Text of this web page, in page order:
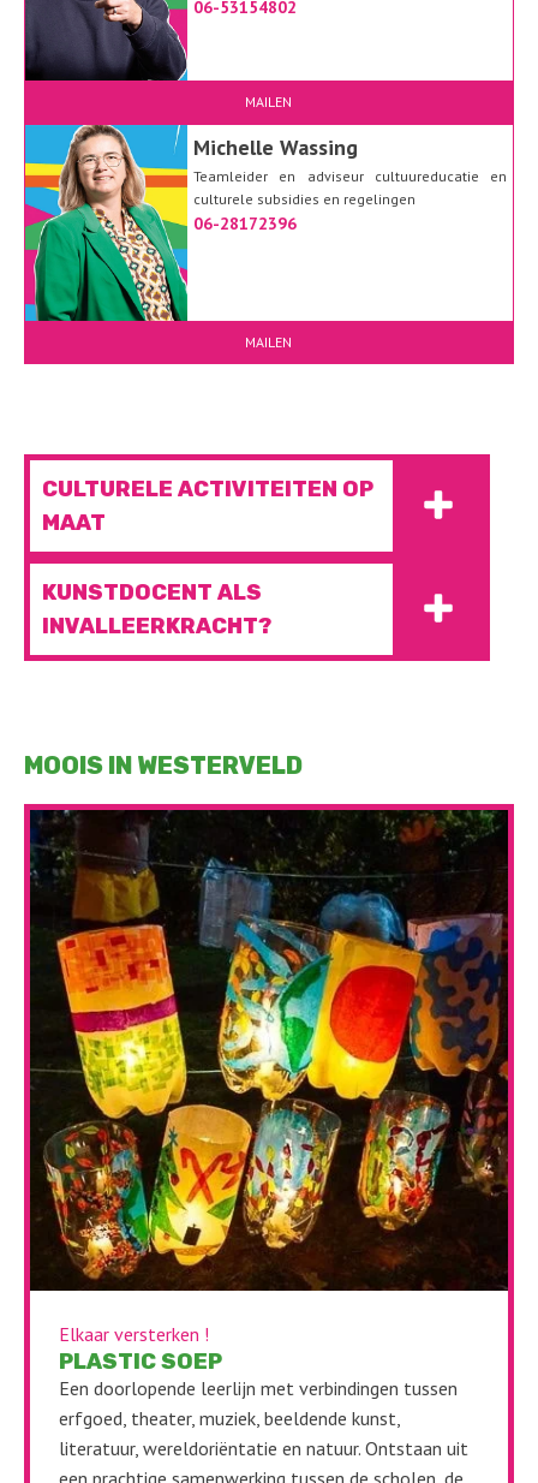
06-53154802
MAILEN
Michelle Wassing
Teamleider en adviseur cultuureducatie en
culturele subsidies en regelingen
06-28172396
MAILEN
CULTURELE ACTIVITEITEN OP
MAAT
KUNSTDOCENT ALS
INVALLEERKRACHT?
MOOIS IN WESTERVELD
Elkaar versterken !
PLASTIC SOEP
Een doorlopende leerlijn met verbindingen tussen
erfgoed, theater, muziek, beeldende kunst,
literatuur, wereldoriëntatie en natuur. Ontstaan uit
een prachtige samenwerking tussen de scholen, de